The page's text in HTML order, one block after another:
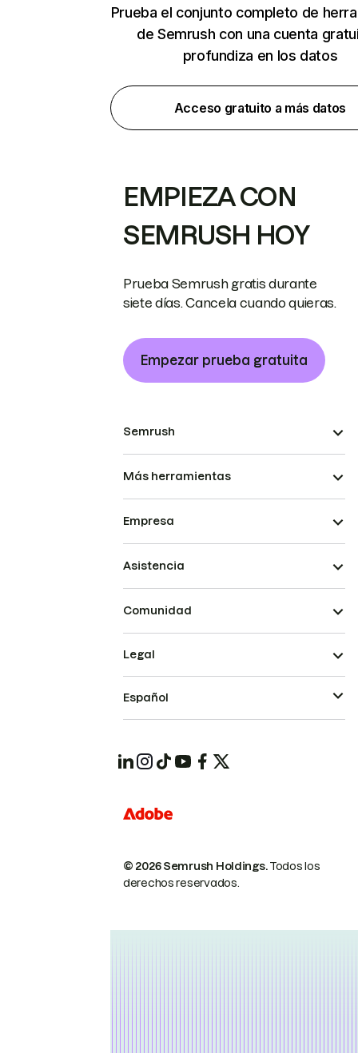
Prueba el conjunto completo de
de Semrush con una cuenta
profundiza en los datos
Acceso gratuito a más datos
EMPIEZA CON
SEMRUSH HOY
Prueba Semrush gratis durante
siete días. Cancela cuando quieras.
Empezar prueba gratuita
Semrush
Más herramientas
Empresa
Asistencia
Comunidad
© 2026 Semrush Holdings.Todos los
derechos reservados.
Legal
Español